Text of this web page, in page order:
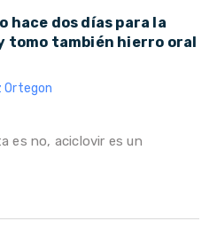
hace dos días para la
tomo también hierro oral
Ortegon
es no, aciclovir es un